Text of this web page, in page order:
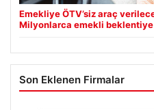
Emekliye ÖTV’siz araç
Milyonlarca emekli
Son Eklenen Firmalar